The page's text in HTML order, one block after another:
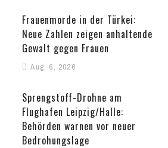
Frauenmorde in der Türkei:
Neue Zahlen zeigen anhaltende
Gewalt gegen Frauen
Aug. 6, 2026
Sprengstoff-Drohne am
Flughafen Leipzig/Halle:
Behörden warnen vor neuer
Bedrohungslage